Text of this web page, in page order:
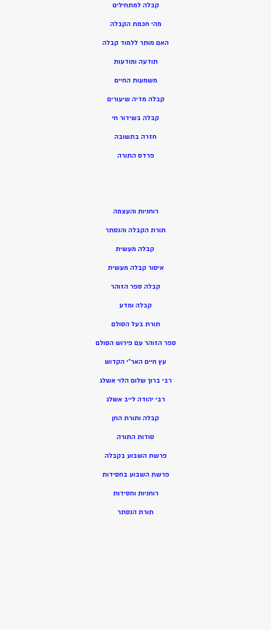
קבלה למתחילים
מהי חכמת הקבלה
האם מותר ללמוד קבלה
תודעה ומודעות
משמעות החיים
קבלה מדיה שיעורים
קבלה בשידור חי
חזרה בתשובה
פרדס התורה
רוחניות והעצמה
תורת הקבלה והנסתר
קבלה מעשית
איסור קבלה מעשית
קבלה ספר הזוהר
קבלה ומדע
תורת בעל הסולם
ספר הזוהר עם פירוש הסולם
עץ חיים האר”י הקדוש
רבי ברוך שלום הלוי אשלג
רבי יהודה לייב אשלג
קבלה ותורת החן
סודות התורה
פרשת השבוע בקבלה
פרשת השבוע בחסידות
רוחניות וחסידות
תורת הנסתר